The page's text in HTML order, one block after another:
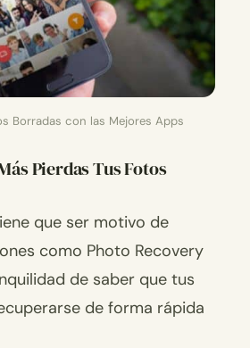
Borradas con las Mejores Apps
Pierdas Tus Fotos
que ser motivo de
como Photo Recovery
de saber que tus
de forma rápida